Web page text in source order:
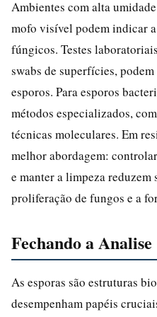
Ambientes com alta
mofo visível podem indicar
fúngicos. Testes
swabs de superfícies,
esporos. Para esporos
métodos especializados,
técnicas moleculares. Em
melhor abordagem:
e manter a limpeza
proliferação de fungos e a
Fechando a Analise
As esporas são estruturas
desempenham papéis